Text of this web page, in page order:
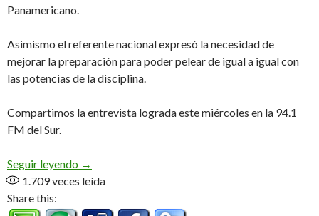
Panamericano.
Asimismo el referente nacional expresó la necesidad de
mejorar la preparación para poder pelear de igual a igual con
las potencias de la disciplina.
Compartimos la entrevista lograda este miércoles en la 94.1
FM del Sur.
Seguir leyendo «Para llegar bien al mundial necesitamos un
→
1.709veces leída
Share this: